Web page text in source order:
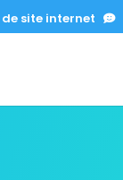
site internet